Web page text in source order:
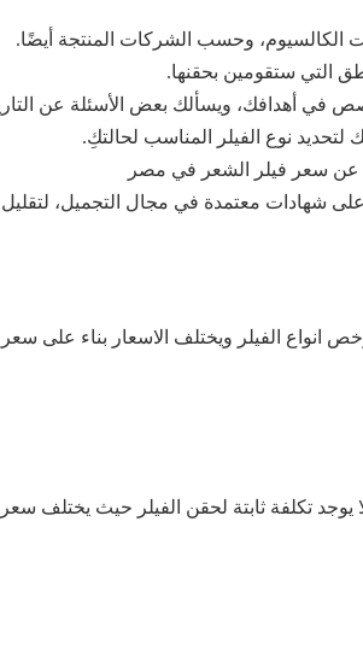
الكالسيوم، وحسب الشركات المنتجة أيضًا.
التي ستقومين بحقنها.
في أهدافك، ويسألك بعض الأسئلة عن
نوع الفيلر المناسب لحالتكِ.
سعر فيلر الشعر في مصر
شهادات معتمدة في مجال التجميل، لتقليل
الفيلر ويختلف الاسعار بناء على سعر
تكلفة ثابتة لحقن الفيلر حيث يختلف سعر